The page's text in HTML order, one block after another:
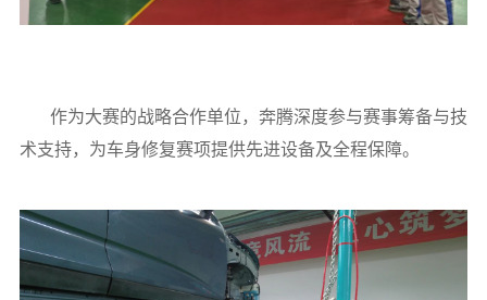
作为大赛的战略合作单位，奔腾深度参与赛事筹备与技
术支持，为车身修复赛项提供先进设备及全程保障。